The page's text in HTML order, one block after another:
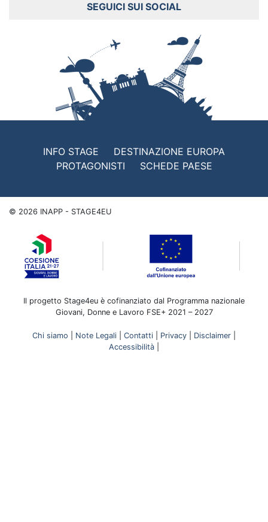
SEGUICI SUI SOCIAL
INFO STAGE
DESTINAZIONE EUROPA
PROTAGONISTI
SCHEDE PAESE
© 2026 INAPP - STAGE4EU
Il progetto Stage4eu è cofinanziato dal Programma nazionale
Giovani, Donne e Lavoro FSE+ 2021 – 2027
Chi siamo Note Legali Contatti Privacy Disclaimer
Accessibilità